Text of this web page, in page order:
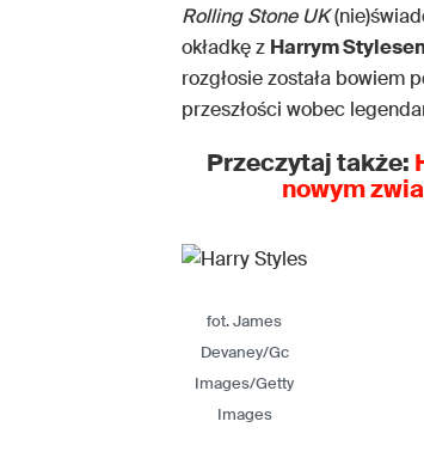
Rolling Stone UK
okładkę z Harrym
rozgłosie została bowiem
przeszłości wobec
Przeczytaj także:
nowym
fot. James
Devaney/Gc
Images/Getty
Images